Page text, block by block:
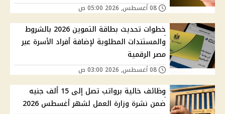
خطوات تحديث بطاقة التموين 2026 بالشروط
والمستندات المطلوبة لإضافة أفراد الأسرة عبر
مصر الرقمية
وظائف خالية برواتب تصل إلى 15 ألف جنيه
ضمن نشرة وزارة العمل لشهر أغسطس 2026